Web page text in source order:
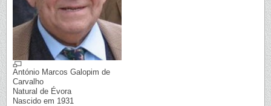
António Marcos Galopim de
Carvalho
Natural de Évora
Nascido em 1931